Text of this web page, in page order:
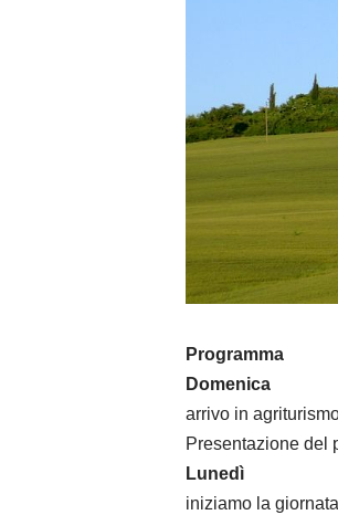
Programma
Domenica
arrivo in
Presentazione del
Lunedì
iniziamo la